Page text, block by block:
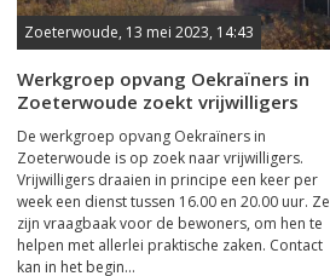
Zoeterwoude, 13 mei 2023, 14:43
Werkgroep opvang Oekraïners in
Zoeterwoude zoekt vrijwilligers
De werkgroep opvang Oekraïners in
Zoeterwoude is op zoek naar vrijwilligers.
Vrijwilligers draaien in principe een keer per
week een dienst tussen 16.00 en 20.00 uur. Ze
zijn vraagbaak voor de bewoners, om hen te
helpen met allerlei praktische zaken. Contact
kan in het begin...